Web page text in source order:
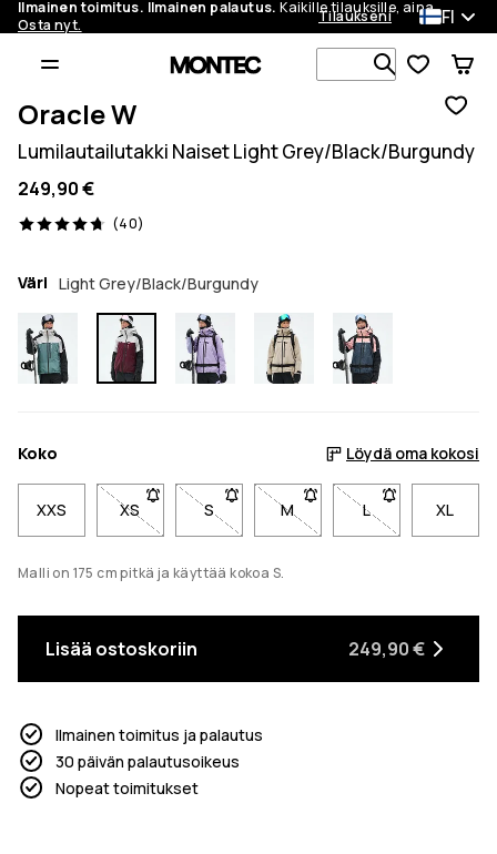
Ilmainen toimitus. Ilmainen palautus. Kaikille tilauksille, aina.
Osta nyt.
Tilaukseni FI
Etsi 1 000+
Oracle W
Lumilautailutakki Naiset Light Grey/Black/Burgundy
249,90 €
(40)
40 arvostelut, 4.7/5
Väri Light Grey/Black/Burgundy
Koko Löydä oma kokosi
XXS XS- Koko XS ei ole saatavilla. Napsauta saadaksesi
S- Koko S ei ole saatavilla. Napsauta
M- Koko M ei ole saatavilla.
L- Koko L ei ole
XL
Malli on 175 cm pitkä ja käyttää kokoa S.
Lisää ostoskoriin 249,90 €
Ilmainen toimitus ja palautus
30 päivän palautusoikeus
Nopeat toimitukset